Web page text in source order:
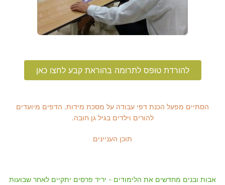
להורדת טופס לתרומה בהוראת קבע לחצו כאן
הסתיים מפעל הכנת דפי עבודה על מסכת מידות. הדפים מיועדים
להורים וילדים בגיל גן חובה.
תוכן העניינים
אבות ובנים מחדשים את הלימודים - יריד פרסים יתקיים לאחר שבועות